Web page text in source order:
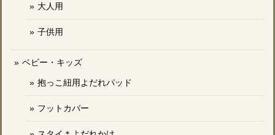
大人用
子供用
ベビー・キッズ
抱っこ紐用よだれパッド
フットカバー